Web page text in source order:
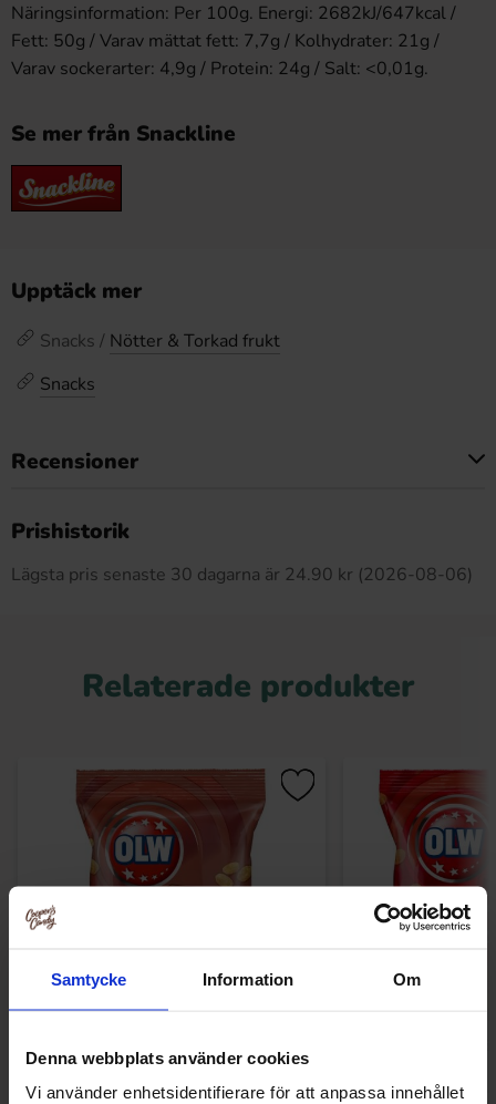
Samtycke Information Om
Denna webbplats använder cookies
Vi använder enhetsidentifierare för att anpassa innehållet
Näringsinformation: Per 100g. Energi: 2682kJ/647kcal /
Fett: 50g / Varav mättat fett: 7,7g / Kolhydrater: 21g /
Varav sockerarter: 4,9g / Protein: 24g / Salt: <0,01g.
Se mer från Snackline
Upptäck mer
Snacks / Nötter & Torkad frukt
Snacks
Recensioner
Prishistorik
Lägsta pris senaste 30 dagarna är 24.90 kr (2026-08-06)
Relaterade produkter
34.90 kr